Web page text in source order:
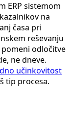
ERP sistemom
na
časa pri
reševanju
odločitve
ne dneve.
učinkovitost
tip procesa.